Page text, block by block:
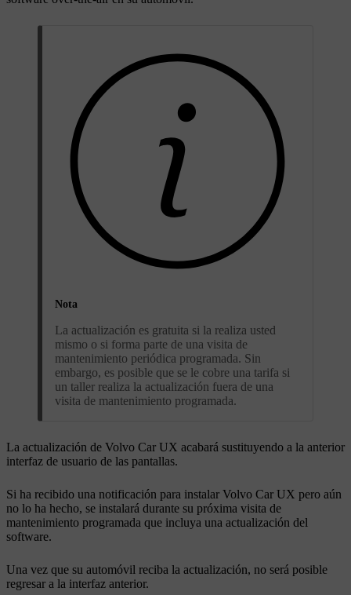
Nota
La actualización es gratuita si la realiza usted
mismo o si forma parte de una visita de
mantenimiento periódica programada. Sin
embargo, es posible que se le cobre una tarifa si
un taller realiza la actualización fuera de una
visita de mantenimiento programada.
La actualización de Volvo Car UX acabará sustituyendo a la anterior
interfaz de usuario de las pantallas.
Si ha recibido una notificación para instalar Volvo Car UX pero aún
no lo ha hecho, se instalará durante su próxima visita de
mantenimiento programada que incluya una actualización del
software.
Una vez que su automóvil reciba la actualización, no será posible
regresar a la interfaz anterior.